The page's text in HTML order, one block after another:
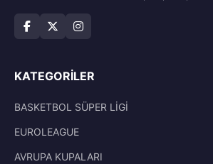
KATEGORILER
BASKETBOL SÜPER LİGİ
EUROLEAGUE
AVRUPA KUPALARI